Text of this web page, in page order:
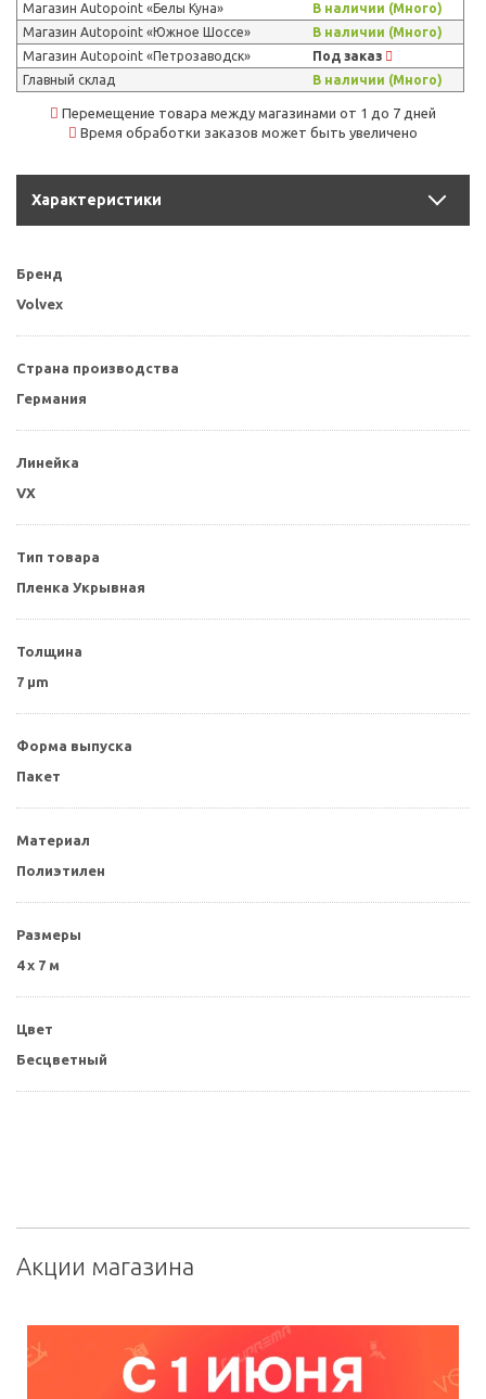
Магазин Autopoint «Белы Куна»
В наличии (Много)
Магазин Autopoint «Южное Шоссе»
В наличии (Много)
Магазин Autopoint «Петрозаводск»
Под заказ
Главный склад
В наличии (Много)
Перемещение товара между магазинами от 1 до 7 дней
Время обработки заказов может быть увеличено
Характеристики
Бренд
Volvex
Страна производства
Германия
Линейка
VX
Тип товара
Пленка Укрывная
Толщина
7 µm
Форма выпуска
Пакет
Материал
Полиэтилен
Размеры
4 x 7 м
Цвет
Бесцветный
Акции магазина